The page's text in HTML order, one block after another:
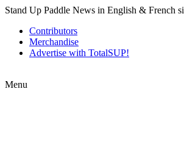
Stand Up Paddle News in English & French
Contributors
Merchandise
Advertise with TotalSUP!
Menu